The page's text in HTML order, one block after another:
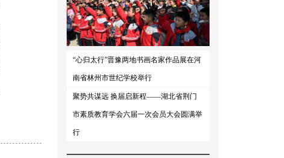
“心归太行”晋豫两地书画名家作品展在河
南省林州市世纪学校举行
聚势共谋远 换届启新程——湖北省荆门
市素质教育学会六届一次会员大会圆满举
行